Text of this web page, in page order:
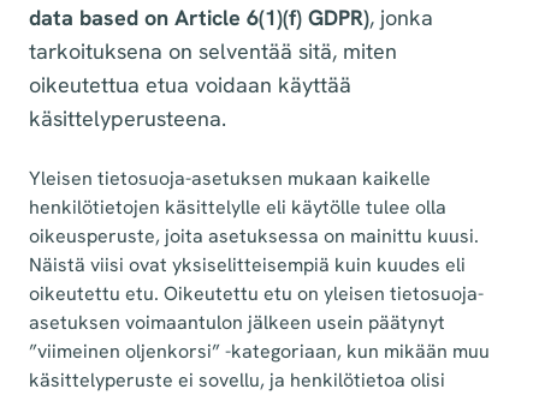
data based on Article 6(1)(f) GDPR), jonka
tarkoituksena on selventää sitä, miten
oikeutettua etua voidaan käyttää
käsittelyperusteena.
Yleisen tietosuoja-asetuksen mukaan kaikelle
henkilötietojen käsittelylle eli käytölle tulee olla
oikeusperuste, joita asetuksessa on mainittu kuusi.
Näistä viisi ovat yksiselitteisempiä kuin kuudes eli
oikeutettu etu. Oikeutettu etu on yleisen tietosuoja-
asetuksen voimaantulon jälkeen usein päätynyt
”viimeinen oljenkorsi” -kategoriaan, kun mikään muu
käsittelyperuste ei sovellu, ja henkilötietoa olisi